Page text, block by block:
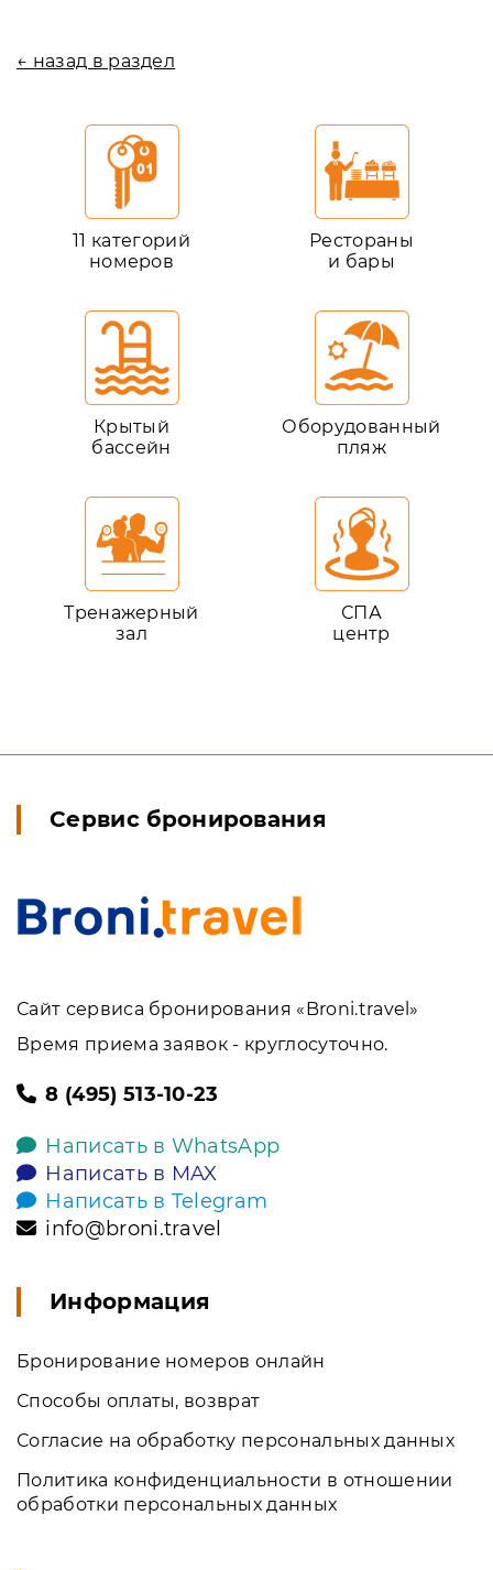
← назад в раздел
11 категорий
номеров
Рестораны
и бары
Крытый
бассейн
Оборудованный
пляж
Тренажерный
зал
СПА
центр
Сервис бронирования
Сайт сервиса бронирования «Broni.travel»
Время приема заявок - круглосуточно.
8 (495) 513-10-23
Написать в WhatsApp
Написать в MAX
Написать в Telegram
info@broni.travel
Информация
Бронирование номеров онлайн
Способы оплаты, возврат
Согласие на обработку персональных данных
Политика конфиденциальности в отношении
обработки персональных данных